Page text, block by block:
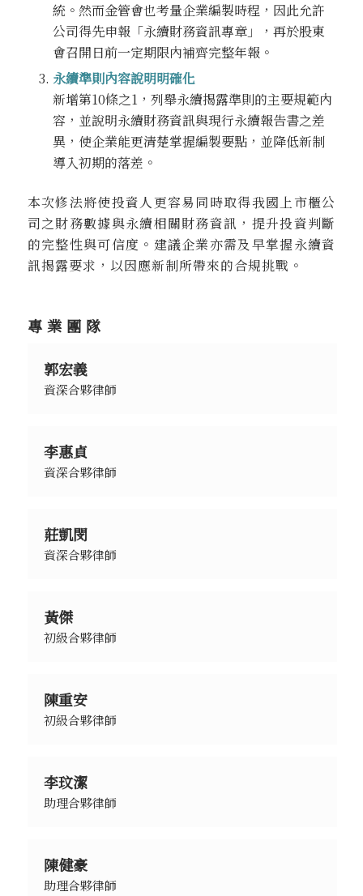
統。然而金管會也考量企業編製時程，因此允許
公司得先申報「永續財務資訊專章」，再於股東
會召開日前一定期限內補齊完整年報。
永續準則內容說明明確化
新增第10條之1，列舉永續揭露準則的主要規範內
容，並說明永續財務資訊與現行永續報告書之差
異，使企業能更清楚掌握編製要點，並降低新制
導入初期的落差。
本次修法將使投資人更容易同時取得我國上市櫃公
司之財務數據與永續相關財務資訊，提升投資判斷
的完整性與可信度。建議企業亦需及早掌握永續資
訊揭露要求，以因應新制所帶來的合規挑戰。
專業團隊
郭宏義
資深合夥律師
李惠貞
資深合夥律師
莊凱閔
資深合夥律師
黃傑
初級合夥律師
陳重安
初級合夥律師
李玟潔
助理合夥律師
陳健豪
助理合夥律師